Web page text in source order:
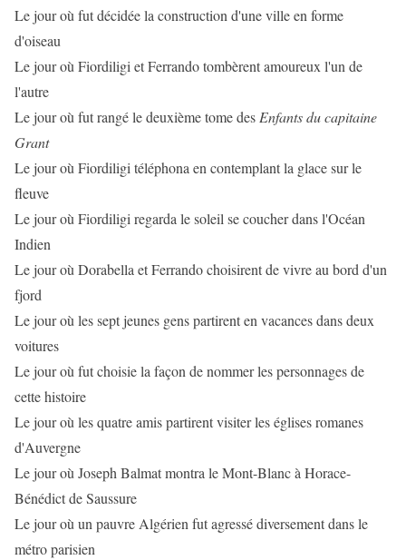
Le jour où fut décidée la construction d'une ville en forme
d'oiseau
Le jour où Fiordiligi et Ferrando tombèrent amoureux l'un de
l'autre
Le jour où fut rangé le deuxième tome des Enfants du capitaine
Grant
Le jour où Fiordiligi téléphona en contemplant la glace sur le
fleuve
Le jour où Fiordiligi regarda le soleil se coucher dans l'Océan
Indien
Le jour où Dorabella et Ferrando choisirent de vivre au bord d'un
fjord
Le jour où les sept jeunes gens partirent en vacances dans deux
voitures
Le jour où fut choisie la façon de nommer les personnages de
cette histoire
Le jour où les quatre amis partirent visiter les églises romanes
d'Auvergne
Le jour où Joseph Balmat montra le Mont-Blanc à Horace-
Bénédict de Saussure
Le jour où un pauvre Algérien fut agressé diversement dans le
métro parisien